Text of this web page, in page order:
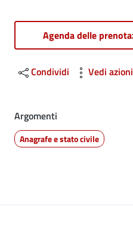
Agenda delle
Condividi Vedi azioni
Argomenti
Anagrafe e stato civile